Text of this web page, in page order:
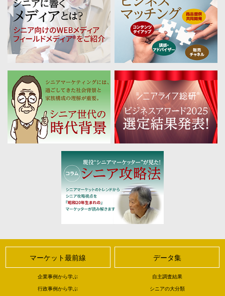
マーケット最前線
企業事例から学ぶ
行政事例から学ぶ
データ集
自主調査結果
シニアの大分類